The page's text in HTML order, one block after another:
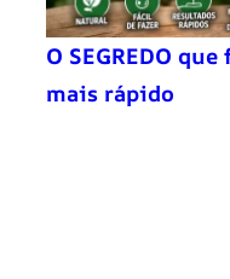
O SEGREDO
mais rápido